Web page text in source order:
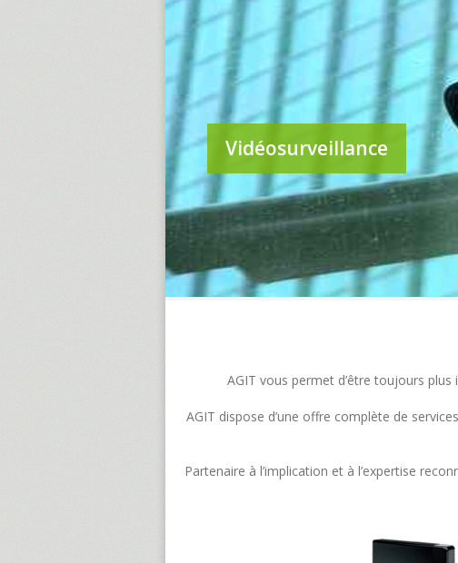
Vidéosurveillance
AGIT vous permet d’être toujours
AGIT dispose d’une offre complète de
Partenaire à l’implication et à l’expertise